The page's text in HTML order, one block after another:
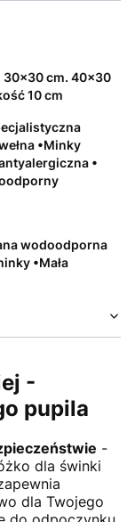
30x30 cm. 40x30
10 cm
•Minky
•
wodoodporna
•Mała
-
pupila
-
dla świnki
dla Twojego